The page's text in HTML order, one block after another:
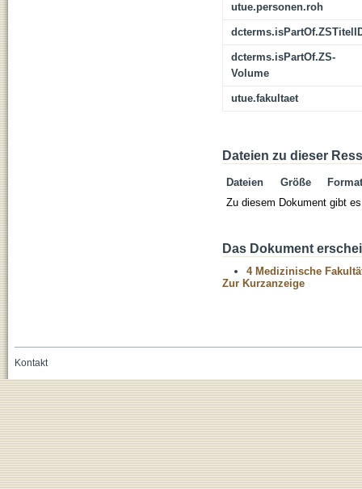
utue.personen.roh
dcterms.isPartOf.ZS-
Volume
utue.fakultaet
Dateien zu dieser
Dateien Größe
Format
Zu diesem Dokument gibt
Das Dokument
4 Medizinische
Zur Kurzanzeige
Kontakt